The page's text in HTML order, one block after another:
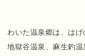
わいた温泉郷は、はげ
地獄谷温泉、麻生釣